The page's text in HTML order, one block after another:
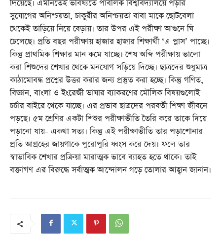
দিয়েছে। এমনিতেই ভবিষ্যতে পাবলিক বিশ্ববিদ্যালয়ে পড়ার
সুযোগের অনিশ্চয়তা, চাকুরীর অনিশ্চয়তা বাবা মাকে ছোটবেলা
থেকেই তাড়িয়ে নিয়ে বেড়ায়। তার উপর এই পরীক্ষা আগুনে ঘি
ঢেলেছে। প্রতি বছর পরীক্ষায় হাজার হাজার শিক্ষার্থী ‘এ প্লাস’ পাচ্ছে।
কিন্তু প্রাথমিক শিক্ষার মান কমে যাচ্ছে। শেষ অব্দি পরীক্ষায় ভালো
করা শিশুদের শেখার থেকে মনযোগ সড়িয়ে দিচ্ছে। ছাত্রদের শুধুমাত্র
কাঠামোবদ্ধ প্রশ্নের উত্তর করার জন্য প্রস্তুত করা হচ্ছে। কিন্তু গণিত,
বিজ্ঞান, বাংলা ও ইংরেজী ভাষার ব্যাকরণের মৌলিক বিষয়গুলোই
চর্চার বাইরে থেকে যাচ্ছে। এর প্রভাব ছাত্রদের পরবর্তী শিক্ষা জীবনে
পড়ছে। ৫ম শ্রেণির একটা শিশুর পরীক্ষাভীতি তৈরি করে তাকে দিয়ে
পড়ানো যায়- একথা সত্য। কিন্তু এই পরীক্ষাভীতি তার পড়াশোনার
প্রতি আগ্রহের জায়গাকে পুরোপুরি ধ্বংস করে দেয়। ফলে তার
স্বাভাবিক শেখার প্রক্রিয়া মারাত্মক ভাবে ব্যাহত হতে থাকে। তাই
বক্তাগণ এর বিরুদ্ধে সর্বাত্মক আন্দোলন গড়ে তোলার আহ্বান জানান।